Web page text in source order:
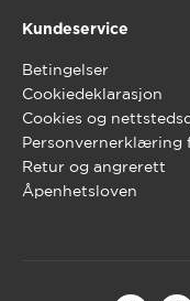
Kundeservice
Betingelser
Cookiedeklarasjon
Cookies og
Personvernerklæring
Retur og angrerett
Åpenhetsloven